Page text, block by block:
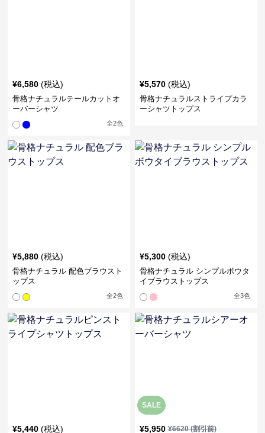
¥6,580 (税込)
骨格ナチュラルテールカットオ
ーバーシャツ
全2色
¥5,570 (税込)
骨格ナチュラルストライプカラ
ーシャツトップス
¥5,880 (税込)
骨格ナチュラル 配色ブラウスト
ップス
全2色
¥5,300 (税込)
骨格ナチュラル シンプルボウタ
イブラウストップス
全3色
¥5,440 (税込)
SALE
¥5,950 ¥6620(割引前)